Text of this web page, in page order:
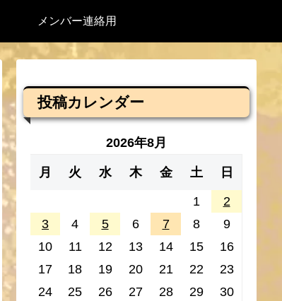
メンバー連絡用
投稿カレンダー
2026年8月
月 火 水 木 金 土 日
1
2
3
4 5 6 7 8
9
10
11 12 13 14 15
16
17
18 19 20 21 22
23
24
25 26 27 28 29
30